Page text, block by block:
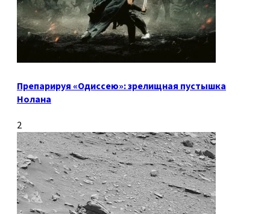
Препарируя «Одиссею»: зрелищная пустышка
Нолана
2